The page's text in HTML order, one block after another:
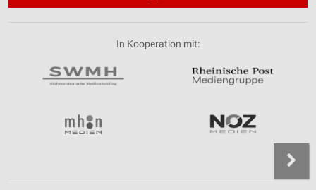
In Kooperation mit: